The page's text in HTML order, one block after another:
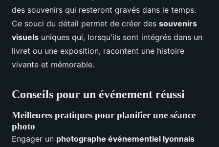
des souvenirs qui resteront gravés dans le temps.
Ce souci du détail permet de créer des souvenirs
visuels uniques qui, lorsqu'ils sont intégrés dans un
livret ou une exposition, racontent une histoire
vivante et mémorable.
Conseils pour un événement réussi
Meilleures pratiques pour planifier une séance
photo
Engager un photographe événementiel lyonnais